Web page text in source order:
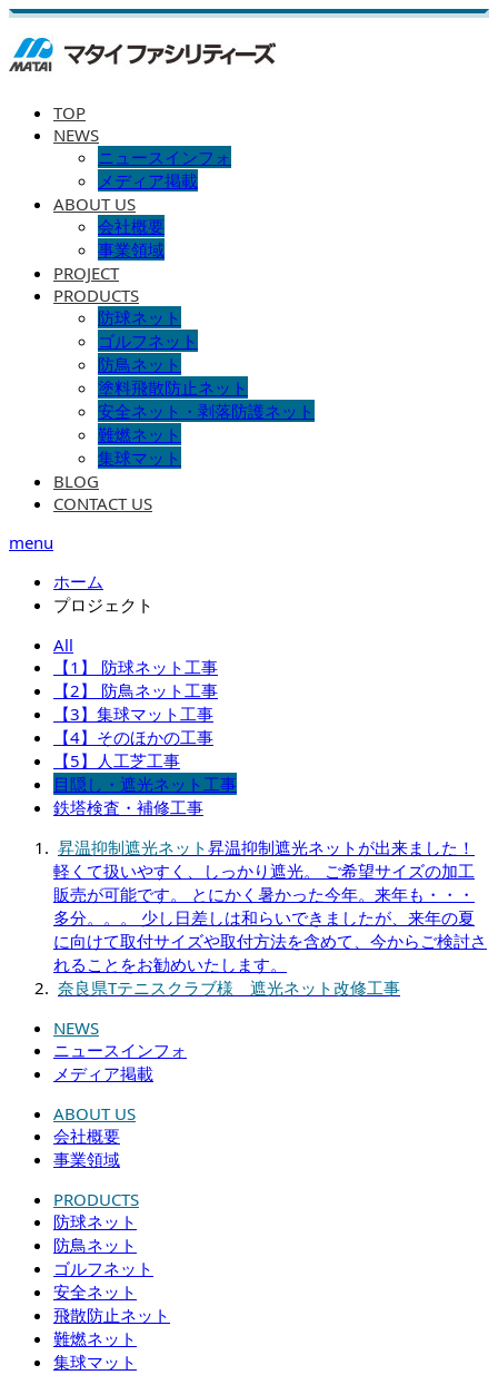
TOP
NEWS
ニュースインフォ
メディア掲載
ABOUT US
会社概要
事業領域
PROJECT
PRODUCTS
防球ネット
ゴルフネット
防鳥ネット
塗料飛散防止ネット
安全ネット・剥落防護ネット
難燃ネット
集球マット
BLOG
CONTACT US
menu
ホーム
プロジェクト
All
【1】 防球ネット工事
【2】 防鳥ネット工事
【3】集球マット工事
【4】そのほかの工事
【5】人工芝工事
目隠し・遮光ネット工事
鉄塔検査・補修工事
昇温抑制遮光ネット昇温抑制遮光ネットが出来ました！
軽くて扱いやすく、しっかり遮光。 ご希望サイズの加工
販売が可能です。 とにかく暑かった今年。来年も・・・
多分。。。 少し日差しは和らいできましたが、来年の夏
に向けて取付サイズや取付方法を含めて、今からご検討さ
れることをお勧めいたします。
奈良県Tテニスクラブ様 遮光ネット改修工事
NEWS
ニュースインフォ
メディア掲載
ABOUT US
会社概要
事業領域
PRODUCTS
防球ネット
防鳥ネット
ゴルフネット
安全ネット
飛散防止ネット
難燃ネット
集球マット